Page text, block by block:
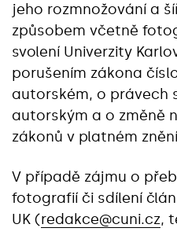
jeho rozmnožování a
způsobem včetně
svolení Univerzity
porušením zákona
autorském, o právech
autorským a o změně
zákonů v platném
V případě zájmu o
fotografií či sdílení
UK (redakce@cuni.cz,